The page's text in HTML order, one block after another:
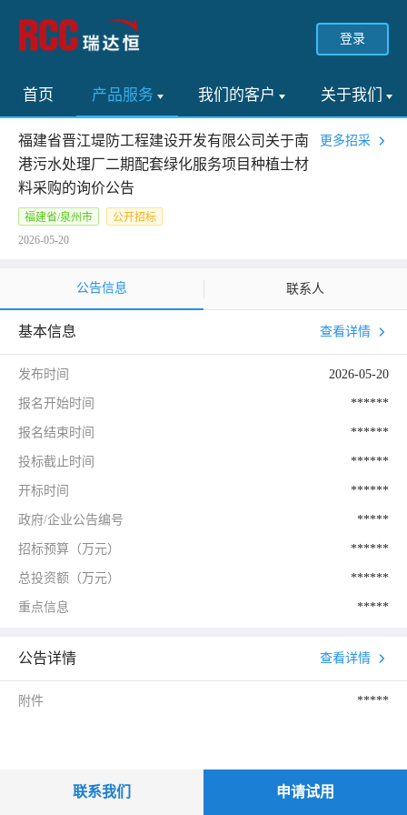
登录
首页 产品服务 我们的客户 关于我们
福建省晋江堤防工程建设开发有限公司关于南
港污水处理厂二期配套绿化服务项目种植士材
料采购的询价公告
更多招采
福建省/泉州市
公开招标
2026-05-20
公告信息 联系人
基本信息 查看详情
发布时间 2026-05-20
报名开始时间 ******
报名结束时间 ******
投标截止时间 ******
开标时间 ******
政府/企业公告编号 *****
招标预算（万元） ******
总投资额（万元） ******
重点信息 *****
公告详情 查看详情
附件 *****
联系我们 申请试用